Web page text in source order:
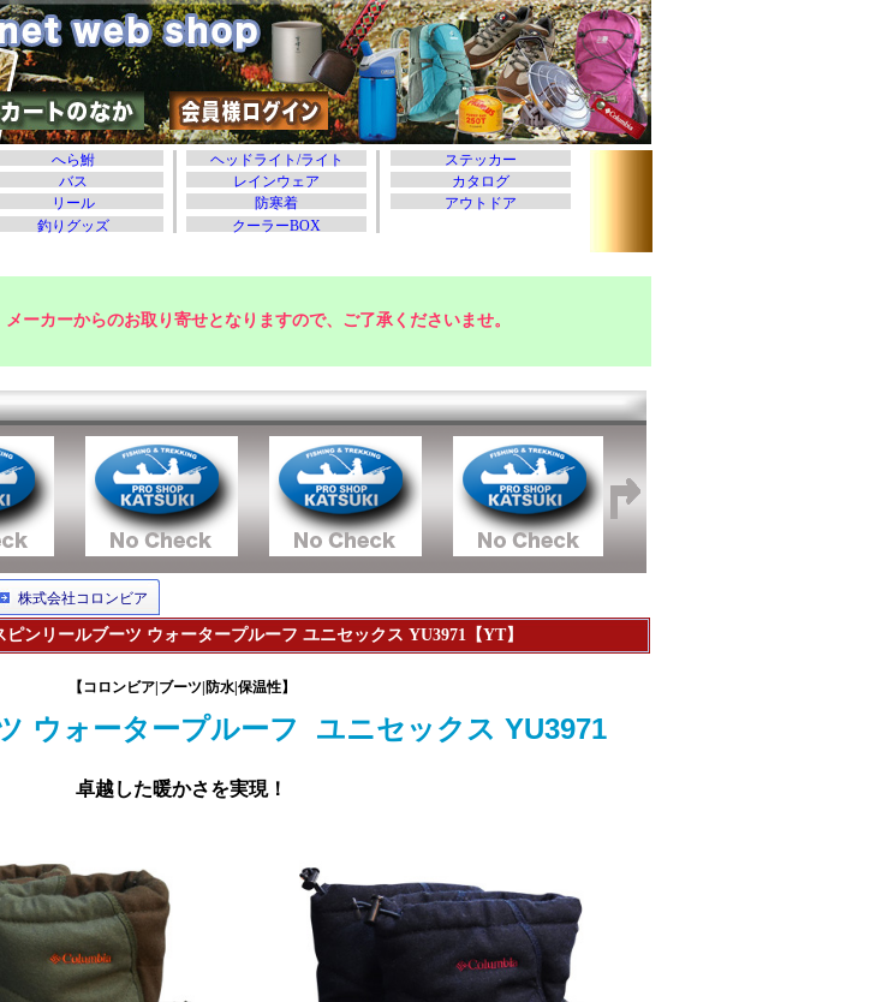
ーカーからのお取り寄せとなりますので、ご了承くださいませ。
株式会社コロンビア
ンリールブーツ ウォータープルーフ ユニセックス YU3971【YT】
【コロンビア|ブーツ|防水|保温性】
ウォータープルーフ ユニセックス YU3971
卓越した暖かさを実現！